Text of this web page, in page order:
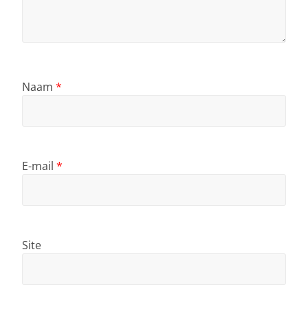
Naam *
E-mail *
Site